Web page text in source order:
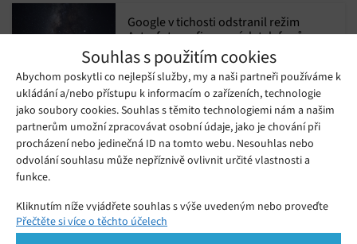
Souhlas s použitím cookies
Abychom poskytli co nejlepší služby, my a naši partneři používáme k
ukládání a/nebo přístupu k informacím o zařízeních, technologie
jako soubory cookies. Souhlas s těmito technologiemi nám a našim
partnerům umožní zpracovávat osobní údaje, jako je chování při
procházení nebo jedinečná ID na tomto webu. Nesouhlas nebo
odvolání souhlasu může nepříznivě ovlivnit určité vlastnosti a
funkce.
Kliknutím níže vyjádřete souhlas s výše uvedeným nebo proveďte
podrobnější rozhodnutí. Vaše volby budou použity pouze na tomto
Přečtěte si více o těchto účelech
Google v tichosti odstranil režim
Astrofotografie ze svých telefonů
Pátek 01. 01. 2021
Telefonu Pixel 4a se dočkáme už brzy,
a to možná za ještě nižší cenu, nebude
mít totiž radar
Neděle 28. 06. 2020 Samuel
Vydání telefonu Google Pixel 4a
černé varianty